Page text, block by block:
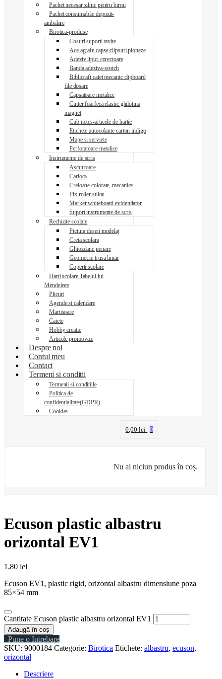
Pachet necesar zilnic pentru birou
Pachet consumabile depozit-
ambalare
Birotica-produse
Cosuri suporti tavite
Ace agrafe capse clipsuri pioneze
Adeziv lipici corectoare
Banda adeziva-scotch
Biblioraft caiet mecanic clipboard
file dosare
Capsatoare metalice
Cutter foarfeca elastic ghilotina
magnet
Cub notes-articole de hartie
Etichete autocolante carton indigo
Mape si serviete
Perforatoare metalice
Instrumente de scris
Ascutitoare
Carioca
Creioane colorate, mecanice
Pix roller stilou
Marker whiteboard evidentiator
Suport instrumente de scris
Rechizite scolare
Pictura desen modelaj
Creta scolara
Ghiozdane penare
Geometrie trusa liniar
Coperti scolare
Harti scolare Tabelul lui
Mendeleev
Plicuri
Agende si calendare
Martisoare
Caiete
Hobby creatie
Articole promovate
Despre noi
Contul meu
Contact
Termeni si conditii
Termenii si conditiile
Politica de
confidentialitate(GDPR)
Cookies
0,00lei 0
Nu ai niciun produs în coș.
Ecuson plastic albastru
orizontal EV1
1,80 lei
Ecuson EV1, plastic rigid, orizontal albastru dimensiune poza
85×54 mm
Cantitate Ecuson plastic albastru orizontal EV1
Adaugă în coș
Pune o Intrebare
SKU: 9000184 Categorie: Birotica Etichete: albastru, ecuson,
orizontal
Descriere